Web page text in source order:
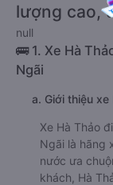
lượng cao,
null
🚌 1. Xe Hà
Ngãi
a. Giới thiệu xe
Xe Hà Thảo
Ngãi là hãng
nước ưa
khách, Hà